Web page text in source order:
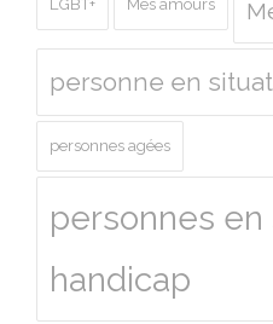
LGBT+ Mes amours
personne en
personnes agées
personnes
handicap